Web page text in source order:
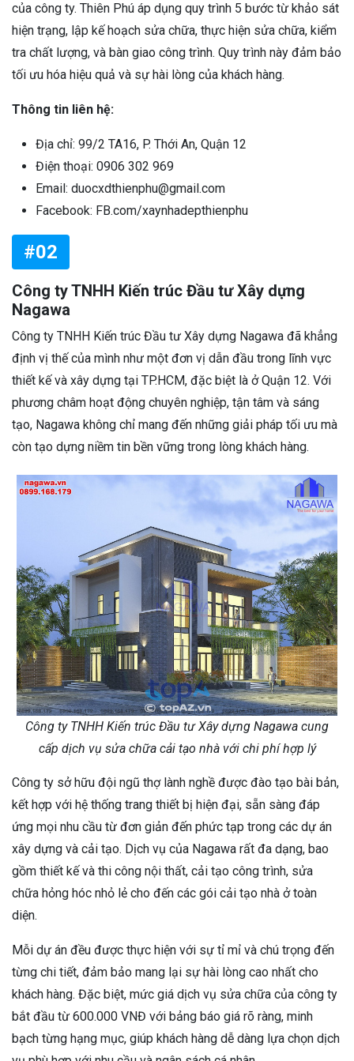
của công ty. Thiên Phú áp dụng quy trình 5 bước từ khảo sát
hiện trạng, lập kế hoạch sửa chữa, thực hiện sửa chữa, kiểm
tra chất lượng, và bàn giao công trình. Quy trình này đảm bảo
tối ưu hóa hiệu quả và sự hài lòng của khách hàng.
Thông tin liên hệ:
Địa chỉ: 99/2 TA16, P. Thới An, Quận 12
Điện thoại: 0906 302 969
Email: duocxdthienphu@gmail.com
Facebook: FB.com/xaynhadepthienphu
#02
Công ty TNHH Kiến trúc Đầu tư Xây dựng
Nagawa
Công ty TNHH Kiến trúc Đầu tư Xây dựng Nagawa đã khẳng
định vị thế của mình như một đơn vị dẫn đầu trong lĩnh vực
thiết kế và xây dựng tại TP.HCM, đặc biệt là ở Quận 12. Với
phương châm hoạt động chuyên nghiệp, tận tâm và sáng
tạo, Nagawa không chỉ mang đến những giải pháp tối ưu mà
còn tạo dựng niềm tin bền vững trong lòng khách hàng.
Công ty TNHH Kiến trúc Đầu tư Xây dựng Nagawa cung
cấp dịch vụ sửa chữa cải tạo nhà với chi phí hợp lý
Công ty sở hữu đội ngũ thợ lành nghề được đào tạo bài bản,
kết hợp với hệ thống trang thiết bị hiện đại, sẵn sàng đáp
ứng mọi nhu cầu từ đơn giản đến phức tạp trong các dự án
xây dựng và cải tạo. Dịch vụ của Nagawa rất đa dạng, bao
gồm thiết kế và thi công nội thất, cải tạo công trình, sửa
chữa hỏng hóc nhỏ lẻ cho đến các gói cải tạo nhà ở toàn
diện.
Mỗi dự án đều được thực hiện với sự tỉ mỉ và chú trọng đến
từng chi tiết, đảm bảo mang lại sự hài lòng cao nhất cho
khách hàng. Đặc biệt, mức giá dịch vụ sửa chữa của công ty
bắt đầu từ 600.000 VNĐ với bảng báo giá rõ ràng, minh
bạch từng hạng mục, giúp khách hàng dễ dàng lựa chọn dịch